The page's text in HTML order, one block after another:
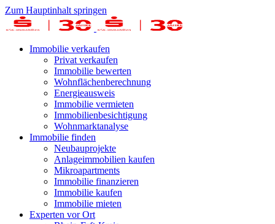
Zum Hauptinhalt springen
Immobilie verkaufen
Privat verkaufen
Immobilie bewerten
Wohnflächenberechnung
Energieausweis
Immobilie vermieten
Immobilienbesichtigung
Wohnmarktanalyse
Immobilie finden
Neubauprojekte
Anlageimmobilien kaufen
Mikroapartments
Immobilie finanzieren
Immobilie kaufen
Immobilie mieten
Experten vor Ort